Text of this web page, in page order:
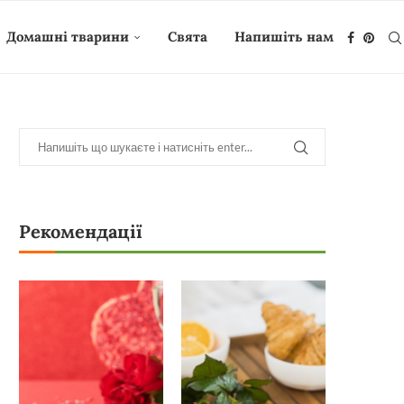
Домашні тварини Свята Напишіть нам
Рекомендації